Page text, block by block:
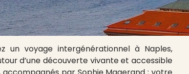
un voyage intergénérationnel à Naples,
d’une découverte vivante et accessible